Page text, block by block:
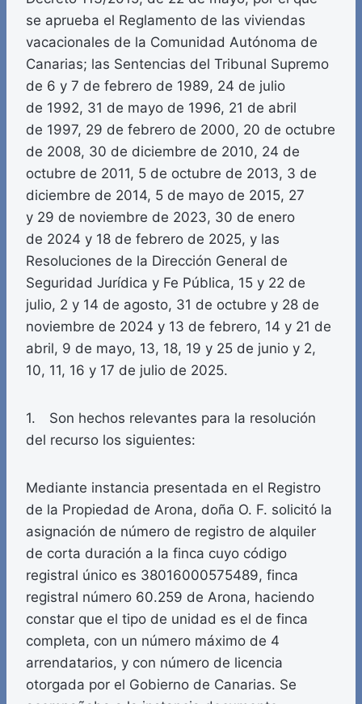
se aprueba el Reglamento de las viviendas
vacacionales de la Comunidad Autónoma de
Canarias; las Sentencias del Tribunal Supremo
de 6 y 7 de febrero de 1989, 24 de julio
de 1992, 31 de mayo de 1996, 21 de abril
de 1997, 29 de febrero de 2000, 20 de octubre
de 2008, 30 de diciembre de 2010, 24 de
octubre de 2011, 5 de octubre de 2013, 3 de
diciembre de 2014, 5 de mayo de 2015, 27
y 29 de noviembre de 2023, 30 de enero
de 2024 y 18 de febrero de 2025, y las
Resoluciones de la Dirección General de
Seguridad Jurídica y Fe Pública, 15 y 22 de
julio, 2 y 14 de agosto, 31 de octubre y 28 de
noviembre de 2024 y 13 de febrero, 14 y 21 de
abril, 9 de mayo, 13, 18, 19 y 25 de junio y 2,
10, 11, 16 y 17 de julio de 2025.
1. Son hechos relevantes para la resolución
del recurso los siguientes:
Mediante instancia presentada en el Registro
de la Propiedad de Arona, doña O. F. solicitó la
asignación de número de registro de alquiler
de corta duración a la finca cuyo código
registral único es 38016000575489, finca
registral número 60.259 de Arona, haciendo
constar que el tipo de unidad es el de finca
completa, con un número máximo de 4
arrendatarios, y con número de licencia
otorgada por el Gobierno de Canarias. Se